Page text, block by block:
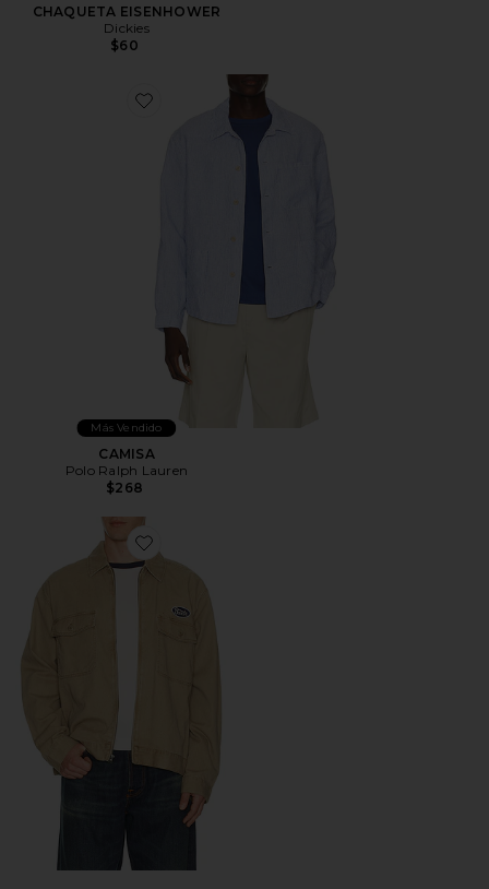
CHAQUETA EISENHOWER
Dickies
$60
Favorite CAMISA
Más Vendido
CAMISA
Polo Ralph Lauren
$268
Favorite CHAQUETA